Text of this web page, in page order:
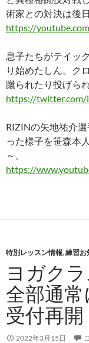
術家との対決は後
https://
息子たちがテイッ
り始めたしん。ク
蹴られたり投げら
https://
RIZINの矢地祐介
った様子を笹森本
～。
https://
特別レッスン情報,練習お
ヨガク
全部通
受付再開
2022年3月15日